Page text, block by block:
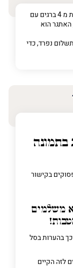
התקנת לוחות תפילה / הנצחה פשוטה, המורכבת מ 4 ברגים עם
האתגר הוא
נפרד, כדי
בתמונה
לבחור פסוקים בקישור
משלמים
בהערות בסל
לזה הקיים